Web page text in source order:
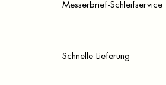
Messerbrief-Schleifservice
Schnelle Lieferung